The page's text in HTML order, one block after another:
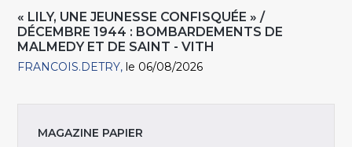
« LILY, UNE JEUNESSE CONFISQUÉE » /
DÉCEMBRE 1944 : BOMBARDEMENTS DE
MALMEDY ET DE SAINT - VITH
FRANCOIS.DETRY le 06/08/2026
MAGAZINE PAPIER